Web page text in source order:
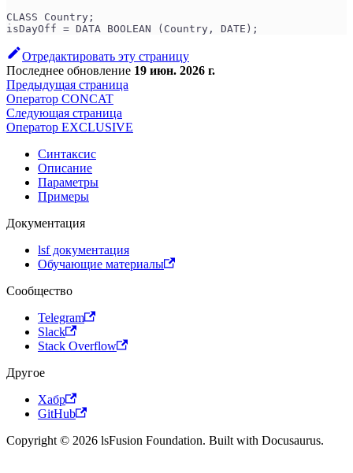
CLASS Country;
isDayOff = DATA BOOLEAN (Country, DATE);
Отредактировать эту страницу
Последнее обновление 19 июн. 2026 г.
Предыдущая страница
Оператор CONCAT
Следующая страница
Оператор EXCLUSIVE
Синтаксис
Описание
Параметры
Примеры
Документация
lsf документация
Обучающие материалы
Сообщество
Telegram
Slack
Stack Overflow
Другое
Хабр
GitHub
Copyright © 2026 lsFusion Foundation. Built with Docusaurus.